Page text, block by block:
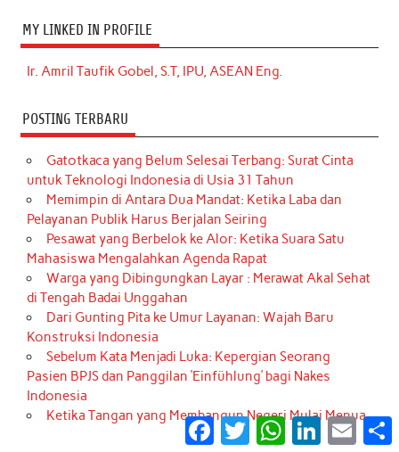
MY LINKED IN PROFILE
Ir. Amril Taufik Gobel, S.T, IPU, ASEAN Eng.
POSTING TERBARU
Gatotkaca yang Belum Selesai Terbang: Surat Cinta
untuk Teknologi Indonesia di Usia 31 Tahun
Memimpin di Antara Dua Mandat: Ketika Laba dan
Pelayanan Publik Harus Berjalan Seiring
Pesawat yang Berbelok ke Alor: Ketika Suara Satu
Mahasiswa Mengalahkan Agenda Rapat
Warga yang Dibingungkan Layar : Merawat Akal Sehat
di Tengah Badai Unggahan
Dari Gunting Pita ke Umur Layanan: Wajah Baru
Konstruksi Indonesia
Sebelum Kata Menjadi Luka: Kepergian Seorang
Pasien BPJS dan Panggilan ‘Einfühlung’ bagi Nakes
Indonesia
Ketika Tangan yang Membangun Negeri Mulai Menua
FacebookTwitterWhatsApp
LinkedInEmail